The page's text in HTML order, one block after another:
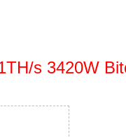
s 3420W